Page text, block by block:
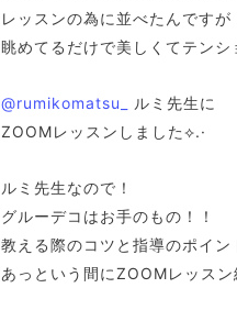
レッスンの為に並べたんですが
眺めてるだけで美しくてテン
@rumikomatsu_
ルミ先生に
ZOOMレッスンしました⟡.·
ルミ先生なので！
グルーデコはお手のもの！！
教える際のコツと指導のポイン
あっという間にZOOMレッスン